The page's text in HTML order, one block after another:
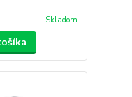
Skladom